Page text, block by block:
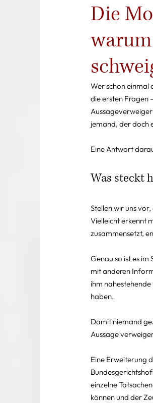
Die
Wer schon einmal
die ersten Fragen
jemand, der doch
Eine Antwort
Was steckt
Stellen wir uns vor,
Vielleicht erkennt
zusammensetzt,
Genau so ist es
mit anderen
ihm nahestehende
haben.
Damit niemand
Aussage
Eine Erweiterung
einzelne
können und der